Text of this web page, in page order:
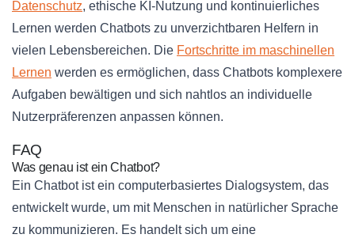
Datenschutz, ethische KI-Nutzung und kontinuierliches
Lernen werden Chatbots zu unverzichtbaren Helfern in
vielen Lebensbereichen. Die Fortschritte im maschinellen
Lernen werden es ermöglichen, dass Chatbots komplexere
Aufgaben bewältigen und sich nahtlos an individuelle
Nutzerpräferenzen anpassen können.
FAQ
Was genau ist ein Chatbot?
Ein Chatbot ist ein computerbasiertes Dialogsystem, das
entwickelt wurde, um mit Menschen in natürlicher Sprache
zu kommunizieren. Es handelt sich um eine